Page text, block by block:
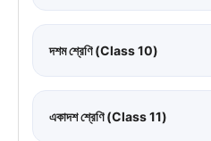
দশম শ্রেণি (Class 10)
একাদশ শ্রেণি (Class 11)